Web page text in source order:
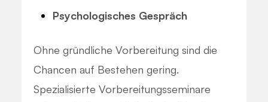
Psychologisches Gespräch
Ohne gründliche Vorbereitung sind die
Chancen auf Bestehen gering.
Spezialisierte Vorbereitungsseminare